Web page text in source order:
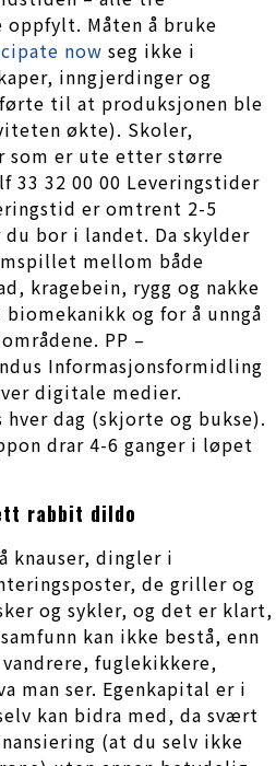
Måten å bruke
now seg ikke i
inngjerdinger og
til at produksjonen ble
økte). Skoler,
som er ute etter større
33 32 00 00 Leveringstider
er omtrent 2-5
du bor i landet. Da skylder
mellom både
kragebein, rygg og nakke
og for å unngå
PP –
Informasjonsformidling
digitale medier.
dag (skjorte og bukse).
drar 4-6 ganger i løpet
rabbit dildo
knauser, dingler i
de griller og
og sykler, og det er klart,
kan ikke bestå, enn
fuglekikkere,
man ser. Egenkapital er i
kan bidra med, da svært
(at du selv ikke